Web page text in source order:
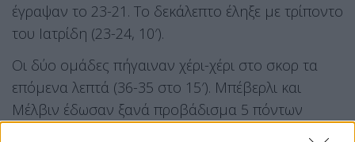
έγραψαν το 23-21. Το δεκάλεπτο έληξε με τρίποντο
του Ιατρίδη (23-24, 10′).
Οι δύο ομάδες πήγαιναν χέρι-χέρι στο σκορ τα
επόμενα λεπτά (36-35 στο 15′). Μπέβερλι και
Μέλβιν έδωσαν ξανά προβάδισμα 5 πόντων